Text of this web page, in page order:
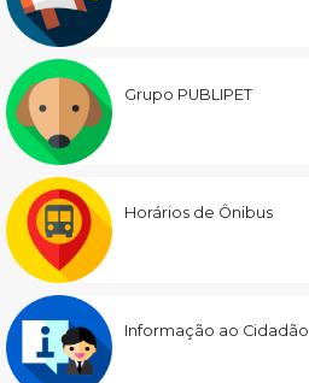
Grupo PUBLIPET
Horários de Ônibus
Informação ao Cidadão